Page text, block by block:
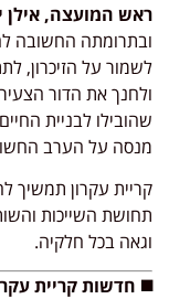
ראש המועצה, אילן
ובתרומתה החשובה
לשמור על הזיכרון,
ולחנך את הדור
שהובילו לבניית
מנסה על הערב
קריית עקרון תמשיך
תחושת השייכות
וגאה בכל חלקיה.
◼️ חדשות קריית